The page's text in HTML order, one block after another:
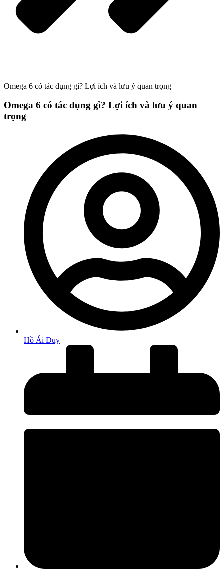
Omega 6 có tác dụng gì? Lợi ích và lưu ý quan trọng
Omega 6 có tác dụng gì? Lợi ích và lưu ý quan
trọng
Hồ Ái Duy